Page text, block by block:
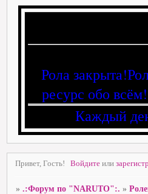
Рола
ресурс обо
Каждый
Привет, Гость! Войдите или
».:Форум по "NARUTO":. »